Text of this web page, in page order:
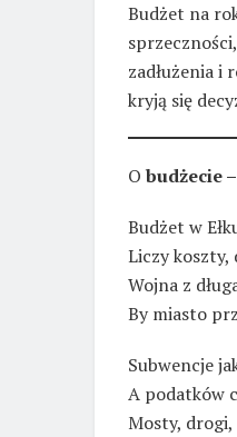
Budżet na
zadłużenia i
kryją się
O budżecie
Budżet w
Liczy koszty,
Wojna z
By miasto
Subwencje
A podatków
Mosty,